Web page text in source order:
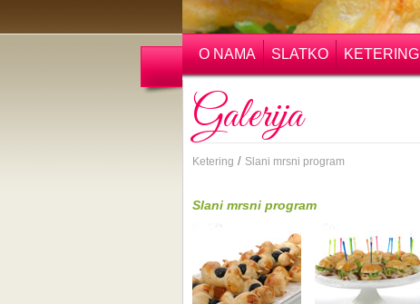
O NAMA SLATKO KETERING
Galerija
Ketering / Slani mrsni program
Slani mrsni program